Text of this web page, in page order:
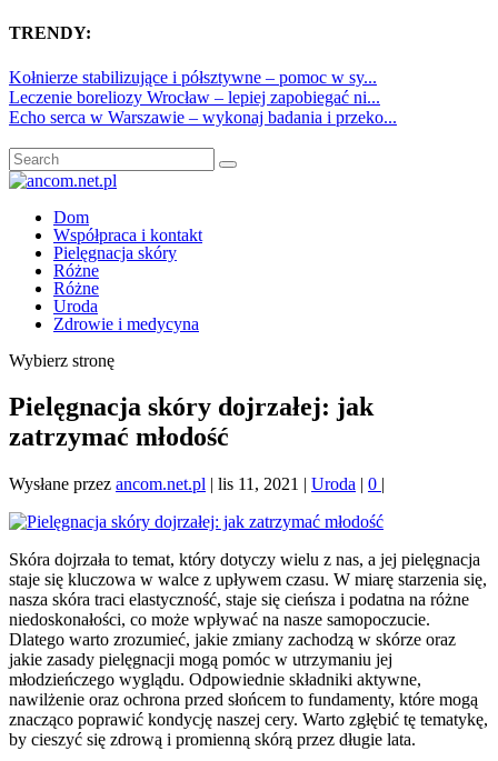
TRENDY:
Kołnierze stabilizujące i półsztywne – pomoc w sy...
Leczenie boreliozy Wrocław – lepiej zapobiegać ni...
Echo serca w Warszawie – wykonaj badania i przeko...
Dom
Współpraca i kontakt
Pielęgnacja skóry
Różne
Różne
Uroda
Zdrowie i medycyna
Wybierz stronę
Pielęgnacja skóry dojrzałej: jak
zatrzymać młodość
Wysłane przez ancom.net.pl | lis 11, 2021 | Uroda | 0 |
Skóra dojrzała to temat, który dotyczy wielu z nas, a jej pielęgnacja
staje się kluczowa w walce z upływem czasu. W miarę starzenia się,
nasza skóra traci elastyczność, staje się cieńsza i podatna na różne
niedoskonałości, co może wpływać na nasze samopoczucie.
Dlatego warto zrozumieć, jakie zmiany zachodzą w skórze oraz
jakie zasady pielęgnacji mogą pomóc w utrzymaniu jej
młodzieńczego wyglądu. Odpowiednie składniki aktywne,
nawilżenie oraz ochrona przed słońcem to fundamenty, które mogą
znacząco poprawić kondycję naszej cery. Warto zgłębić tę tematykę,
by cieszyć się zdrową i promienną skórą przez długie lata.